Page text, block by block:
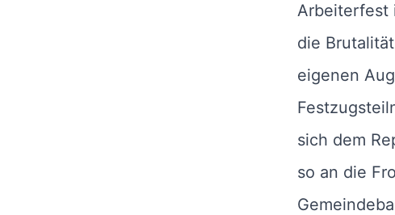
Arbeiterfest
die
eigenen
sich dem
so an die